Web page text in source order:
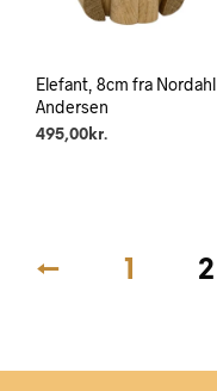
Elefant, 8cm fra Nordahl
Andersen
495,00 kr.
← 1 2